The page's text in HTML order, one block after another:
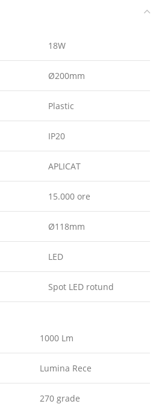
18W
Ø200mm
Plastic
IP20
APLICAT
15.000 ore
Ø118mm
LED
Spot LED rotund
1000 Lm
Lumina Rece
270 grade